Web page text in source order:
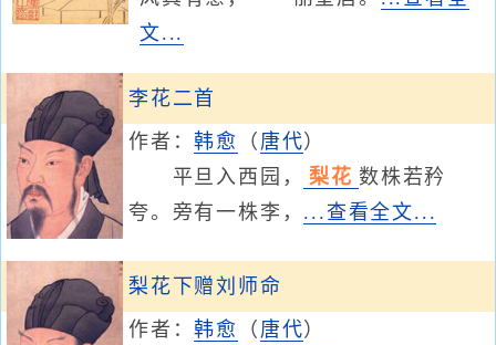
文...
李花二首
作者：韩愈 （ 唐代）
平旦入西园，
梨花 数株若矜
夸。旁有一株李， ...查看全文...
梨花下赠刘师命
作者：韩愈 （ 唐代）